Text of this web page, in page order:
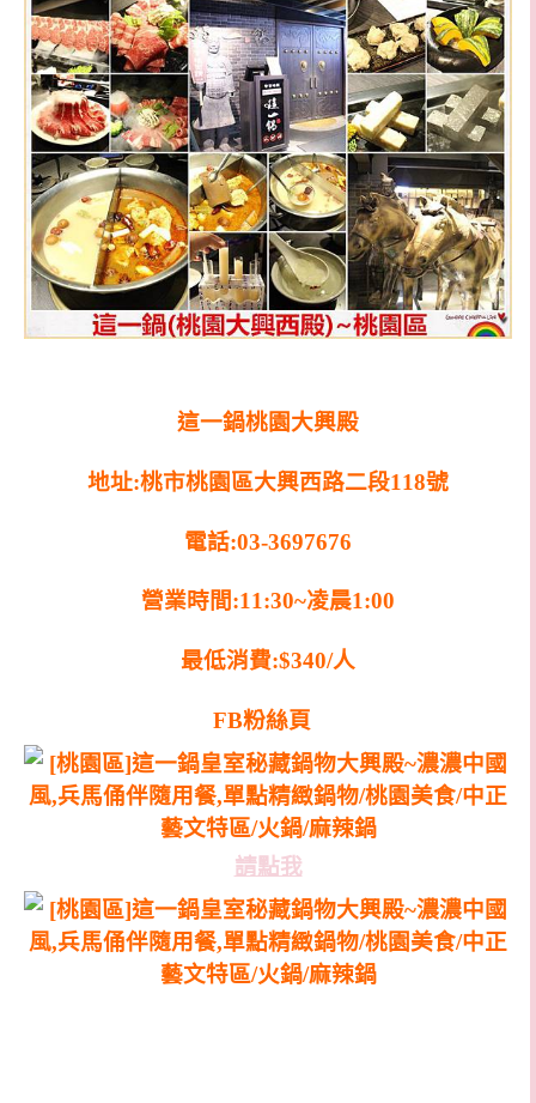
這一鍋桃園大興殿
地址:桃市桃園區大興西路二段118號
電話:03-3697676
營業時間:11:30~凌晨1:00
最低消費:$340/人
FB粉絲頁
請點我